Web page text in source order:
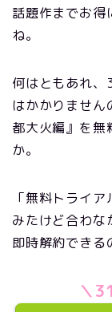
話題作までお得
ね。
何はともあれ
はかかりません
都大火編』を無
か。
「無料トライ
みたけど合わ
即時解約できる
＼